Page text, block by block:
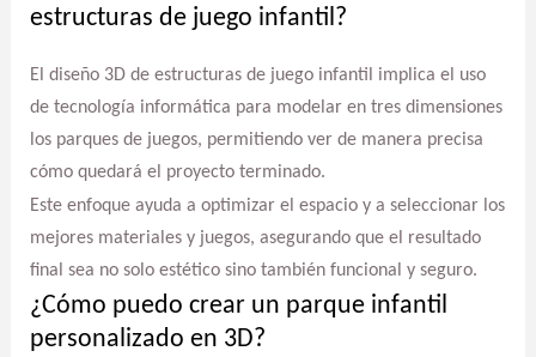
estructuras de juego infantil?
El diseño 3D de estructuras de juego infantil implica el uso
de tecnología informática para modelar en tres dimensiones
los parques de juegos, permitiendo ver de manera precisa
cómo quedará el proyecto terminado.
Este enfoque ayuda a optimizar el espacio y a seleccionar los
mejores materiales y juegos, asegurando que el resultado
final sea no solo estético sino también funcional y seguro.
¿Cómo puedo crear un parque infantil
personalizado en 3D?